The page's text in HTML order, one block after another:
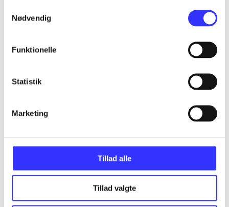
Nødvendig
Funktionelle
Statistik
Marketing
Tillad alle
Tillad valgte
Romerske kejsere